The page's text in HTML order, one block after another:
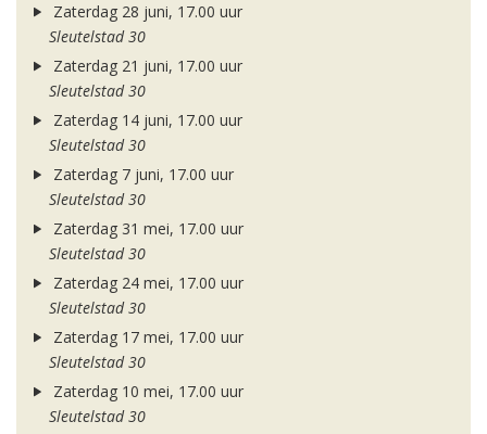
Zaterdag 28 juni, 17.00 uur
Sleutelstad 30
Zaterdag 21 juni, 17.00 uur
Sleutelstad 30
Zaterdag 14 juni, 17.00 uur
Sleutelstad 30
Zaterdag 7 juni, 17.00 uur
Sleutelstad 30
Zaterdag 31 mei, 17.00 uur
Sleutelstad 30
Zaterdag 24 mei, 17.00 uur
Sleutelstad 30
Zaterdag 17 mei, 17.00 uur
Sleutelstad 30
Zaterdag 10 mei, 17.00 uur
Sleutelstad 30